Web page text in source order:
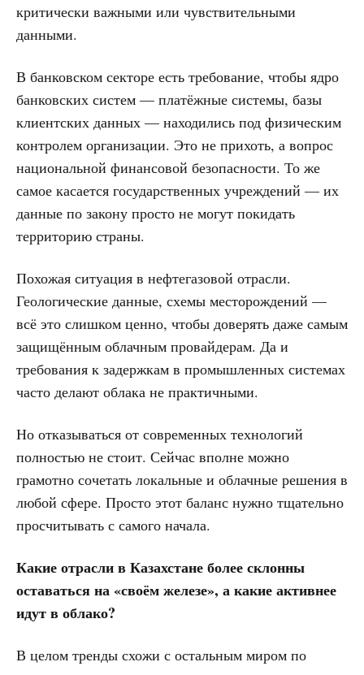
критически важными или чувствительными
данными.
В банковском секторе есть требование, чтобы ядро
банковских систем — платёжные системы, базы
клиентских данных — находились под физическим
контролем организации. Это не прихоть, а вопрос
национальной финансовой безопасности. То же
самое касается государственных учреждений — их
данные по закону просто не могут покидать
территорию страны.
Похожая ситуация в нефтегазовой отрасли.
Геологические данные, схемы месторождений —
всё это слишком ценно, чтобы доверять даже самым
защищённым облачным провайдерам. Да и
требования к задержкам в промышленных системах
часто делают облака не практичными.
Но отказываться от современных технологий
полностью не стоит. Сейчас вполне можно
грамотно сочетать локальные и облачные решения в
любой сфере. Просто этот баланс нужно тщательно
просчитывать с самого начала.
Какие отрасли в Казахстане более склонны
оставаться на «своём железе», а какие активнее
идут в облако?
В целом тренды схожи с остальным миром по